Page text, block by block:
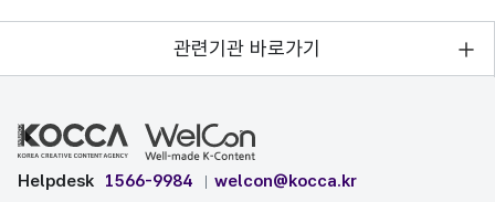
관련기관 바로가기
Helpdesk 1566-9984
welcon@kocca.kr